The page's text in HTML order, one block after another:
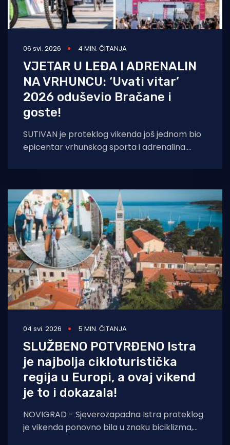
06 svi. 2026 4 MIN. ČITANJA
VJETAR U LEĐA I ADRENALIN
NA VRHUNCU: ‘Uvati vitar’
2026 oduševio Bračane i
goste!
SUTIVAN je proteklog vikenda još jednom bio
epicentar vrhunskog sporta i adrenalina.
E-BIKE
04 svi. 2026 5 MIN. ČITANJA
SLUŽBENO POTVRĐENO Istra
je najbolja cikloturistička
regija u Europi, a ovaj vikend
je to i dokazala!
NOVIGRAD - Sjeverozapadna Istra proteklog
je vikenda ponovno bila u znaku biciklizma,